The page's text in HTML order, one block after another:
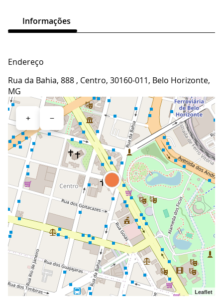
Informações
Endereço
Rua da Bahia, 888 , Centro, 30160-011, Belo Horizonte,
MG
+ −
Leaflet